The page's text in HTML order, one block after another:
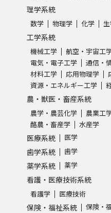
志望
併願校選
テレメー
学問のミ
理学系統
数学 物理学 化学
工学系統
機械工学 航空・宇宙工
電気・電子工学
通信・
材料工学
応用物理学
資源・エネルギー工学
農・獣医・畜産系統
農学・農芸化学 農業工
酪農・畜産学
水産学
医療系統 医学
歯学系統 歯学
薬学系統 薬学
看護・医療技術系統
看護学 医療技術
保険・福祉系統 保険・